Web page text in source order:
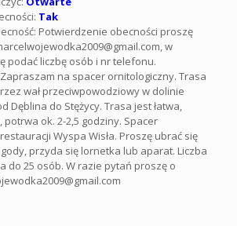
Tak
Potwierdzenie obecności proszę
w
podać liczbę osób i nr telefonu.
na spacer ornitologiczny. Trasa
wał przeciwpowodziowy w dolinie
Dęblina do Stężycy. Trasa jest łatwa,
potrwa ok. 2-2,5 godziny. Spacer
Wyspa Wisła. Proszę ubrać się
przyda się lornetka lub aparat. Liczba
do 25 osób. W razie pytań proszę o